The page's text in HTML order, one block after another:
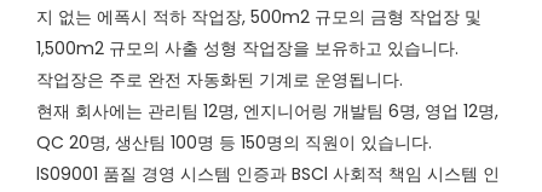
지 없는 에폭시 적하 작업장, 500m2 규모의 금형 작업장 및
1,500m2 규모의 사출 성형 작업장을 보유하고 있습니다.
작업장은 주로 완전 자동화된 기계로 운영됩니다.
현재 회사에는 관리팀 12명, 엔지니어링 개발팀 6명, 영업 12명,
QC 20명, 생산팀 100명 등 150명의 직원이 있습니다.
lS09001 품질 경영 시스템 인증과 BSCl 사회적 책임 시스템 인